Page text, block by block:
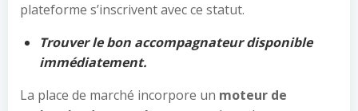
plateforme s’inscrivent avec ce statut.
Trouver le bon accompagnateur disponible
immédiatement.
La place de marché incorpore un moteur de